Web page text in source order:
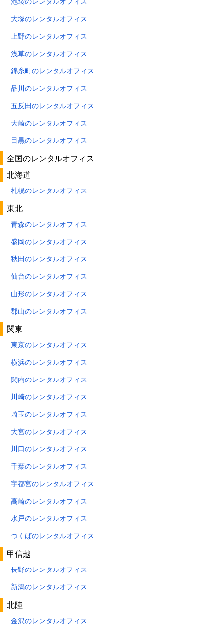
大塚のレンタルオフィス
上野のレンタルオフィス
浅草のレンタルオフィス
錦糸町のレンタルオフィス
品川のレンタルオフィス
五反田のレンタルオフィス
大崎のレンタルオフィス
目黒のレンタルオフィス
全国のレンタルオフィス
北海道
札幌のレンタルオフィス
東北
青森のレンタルオフィス
盛岡のレンタルオフィス
秋田のレンタルオフィス
仙台のレンタルオフィス
山形のレンタルオフィス
郡山のレンタルオフィス
関東
東京のレンタルオフィス
横浜のレンタルオフィス
関内のレンタルオフィス
川崎のレンタルオフィス
埼玉のレンタルオフィス
大宮のレンタルオフィス
川口のレンタルオフィス
千葉のレンタルオフィス
宇都宮のレンタルオフィス
高崎のレンタルオフィス
水戸のレンタルオフィス
つくばのレンタルオフィス
甲信越
長野のレンタルオフィス
新潟のレンタルオフィス
北陸
金沢のレンタルオフィス